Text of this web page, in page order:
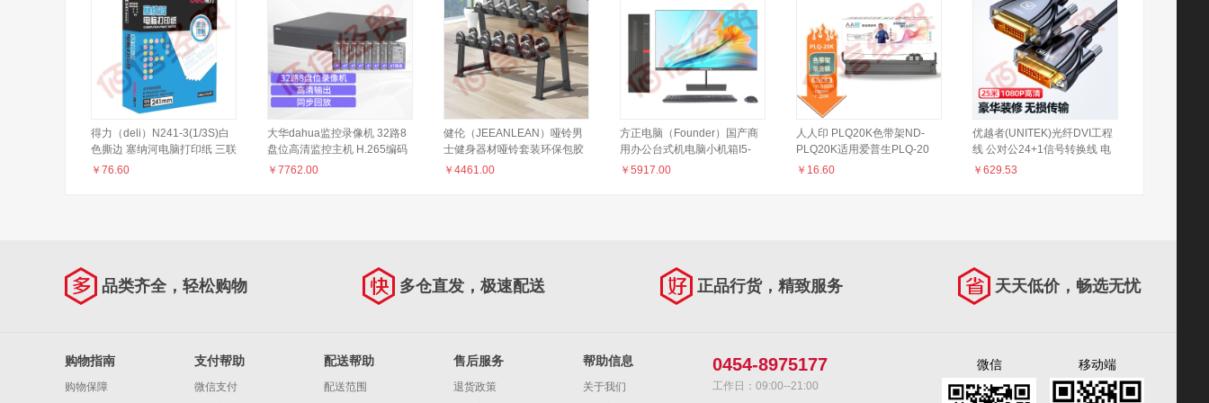
得力（deli）N241-3(1/3S)白
色撕边 塞纳河电脑打印纸 三联
三等份【整盒全白】
￥ 76.60
大华dahua监控录像机 32路8
盘位高清监控主机 H.265编码
NVR网络主机 DH-NVR4832-
￥ 7762.00
健伦（JEEANLEAN）哑铃男
士健身器材哑铃套装环保包胶
双层六幅哑铃架135KG组合
￥ 4461.00
方正电脑（Founder）国产商
用办公台式机电脑小机箱I5-
12400/8G/512G 21.5英寸显示
￥ 5917.00
人人印 PLQ20K色带架ND-
PLQ20K适用爱普生PLQ-20
20M 20K 20KM LQ90KP
￥ 16.60
优越者(UNITEK)光纤DVI工程
线 公对公24+1信号转换线 电
脑显示器连接线户外大屏拼接
￥ 629.53
品类齐全，轻松购物 多仓直发，极速配送 正品行货，精致服务 天天低价，畅选无忧
购物指南
购物保障
支付帮助
微信支付
配送帮助
配送范围
售后服务
退货政策
帮助信息
关于我们
0454-8975177
工作日：09:00--21:00
微信 移动端